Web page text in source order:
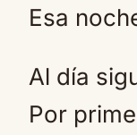
Esa
Al día
Por